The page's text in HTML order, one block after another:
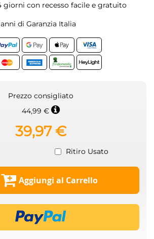
giorni con recesso facile e gratuito
di Garanzia Italia
Prezzo consigliato
44,99 €
39,97 €
Ritiro Usato
Aggiungi al Carrello